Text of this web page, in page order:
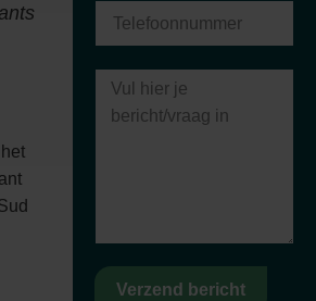
Verzend bericht
Van den Heuvel P en
R Holding b.v.